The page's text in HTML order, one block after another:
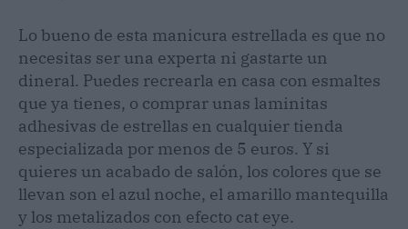
Lo bueno de esta manicura estrellada es que no
necesitas ser una experta ni gastarte un
dineral. Puedes recrearla en casa con esmaltes
que ya tienes, o comprar unas laminitas
adhesivas de estrellas en cualquier tienda
especializada por menos de 5 euros. Y si
quieres un acabado de salón, los colores que se
llevan son el azul noche, el amarillo mantequilla
y los metalizados con efecto cat eye.